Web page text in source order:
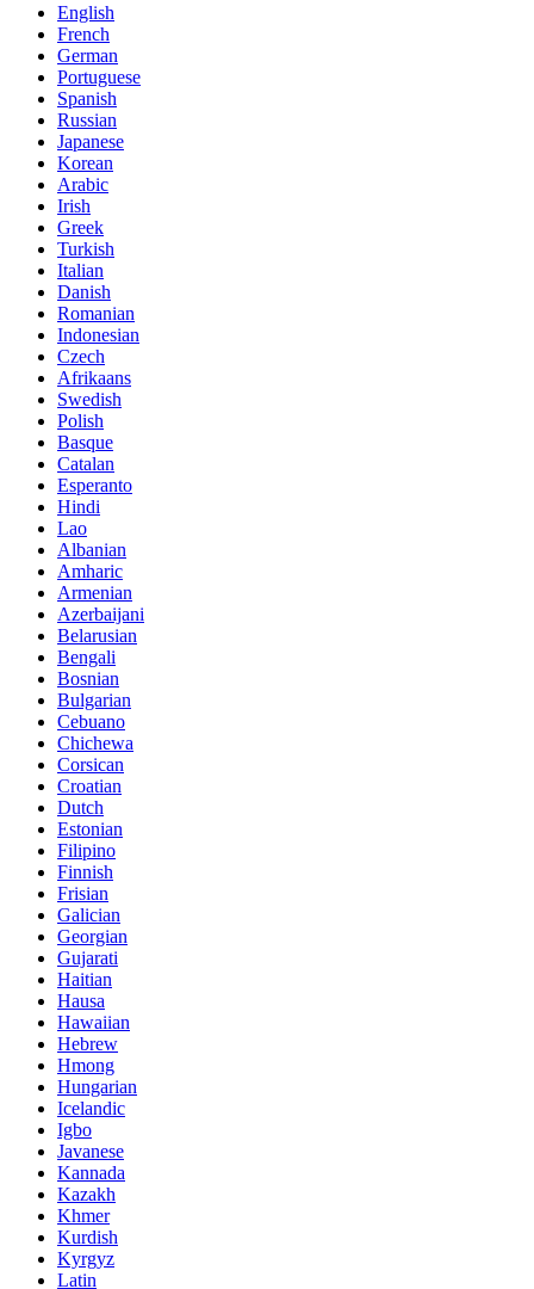
English
French
German
Portuguese
Spanish
Russian
Japanese
Korean
Arabic
Irish
Greek
Turkish
Italian
Danish
Romanian
Indonesian
Czech
Afrikaans
Swedish
Polish
Basque
Catalan
Esperanto
Hindi
Lao
Albanian
Amharic
Armenian
Azerbaijani
Belarusian
Bengali
Bosnian
Bulgarian
Cebuano
Chichewa
Corsican
Croatian
Dutch
Estonian
Filipino
Finnish
Frisian
Galician
Georgian
Gujarati
Haitian
Hausa
Hawaiian
Hebrew
Hmong
Hungarian
Icelandic
Igbo
Javanese
Kannada
Kazakh
Khmer
Kurdish
Kyrgyz
Latin